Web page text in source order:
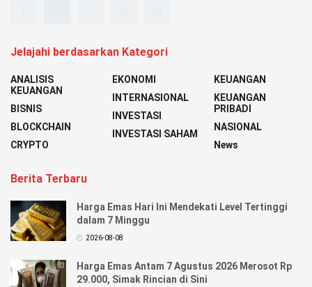
Jelajahi berdasarkan Kategori
ANALISIS
KEUANGAN
BISNIS
BLOCKCHAIN
CRYPTO
EKONOMI
INTERNASIONAL
INVESTASI
INVESTASI SAHAM
KEUANGAN
KEUANGAN
PRIBADI
NASIONAL
News
Berita Terbaru
Harga Emas Hari Ini Mendekati Level Tertinggi
dalam 7 Minggu
2026-08-08
Harga Emas Antam 7 Agustus 2026 Merosot Rp
29.000, Simak Rincian di Sini